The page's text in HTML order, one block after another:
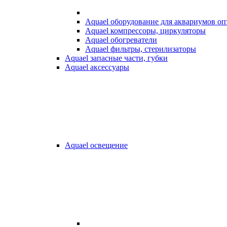
Aquael оборудование для аквариумов
Aquael компрессоры, циркуляторы
Aquael обогреватели
Aquael фильтры, стерилизаторы
Aquael запасные части, губки
Aquael аксессуары
Aquael освещение